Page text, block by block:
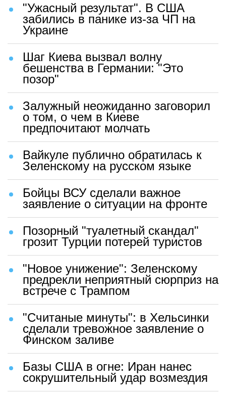
"Ужасный результат". В США
забились в панике из-за ЧП на
Украине
Шаг Киева вызвал волну
бешенства в Германии: "Это
позор"
Залужный неожиданно заговорил
о том, о чем в Киеве
предпочитают молчать
Вайкуле публично обратилась к
Зеленскому на русском языке
Бойцы ВСУ сделали важное
заявление о ситуации на фронте
Позорный "туалетный скандал"
грозит Турции потерей туристов
"Новое унижение": Зеленскому
предрекли неприятный сюрприз на
встрече с Трампом
"Считаные минуты": в Хельсинки
сделали тревожное заявление о
Финском заливе
Базы США в огне: Иран нанес
сокрушительный удар возмездия